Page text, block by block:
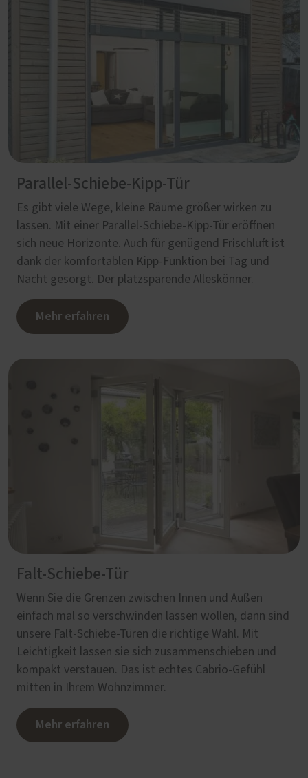
Parallel-Schiebe-Kipp-Tür
Es gibt viele Wege, kleine Räume größer wirken zu
lassen. Mit einer Parallel-Schiebe-Kipp-Tür eröffnen
sich neue Horizonte. Auch für genügend Frischluft ist
dank der komfortablen Kipp-Funktion bei Tag und
Nacht gesorgt. Der platzsparende Alleskönner.
Mehr erfahren
Falt-Schiebe-Tür
Wenn Sie die Grenzen zwischen Innen und Außen
einfach mal so verschwinden lassen wollen, dann sind
unsere Falt-Schiebe-Türen die richtige Wahl. Mit
Leichtigkeit lassen sie sich zusammenschieben und
kompakt verstauen. Das ist echtes Cabrio-Gefühl
mitten in Ihrem Wohnzimmer.
Mehr erfahren